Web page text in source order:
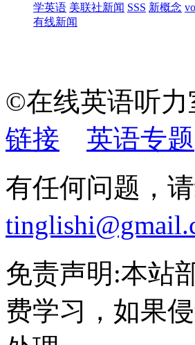
学英语 美联社新闻 SSS 新概念
有线新闻
©在线英语听
链接
英语专题
有任何问题，
免责声明:本站
费学习，如果